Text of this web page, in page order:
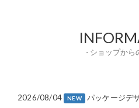
- ショップから
2026/08/04 NEW パッケージデ